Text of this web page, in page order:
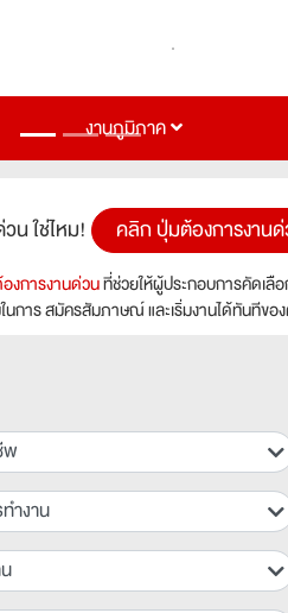
งานภูมิภาค
น ใช่ไหม! คลิก ปุ่มต้องการงาน
งการงานด่วนที่ช่วยให้ผู้ประกอบการคัดเลื
นการ สมัครสัมภาษณ์ และเริ่มงานได้ทันทีข
พ
ำงาน